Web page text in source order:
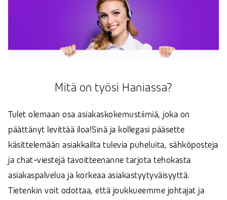
Mitä on työsi Haniassa?
Tulet olemaan osa asiakaskokemustiimiä, joka on
päättänyt levittää iloa!Sinä ja kollegasi pääsette
käsittelemään asiakkailta tulevia puheluita, sähköposteja
ja chat-viestejä tavoitteenanne tarjota tehokasta
asiakaspalvelua ja korkeaa asiakastyytyväisyyttä.
Tietenkin voit odottaa, että joukkueemme johtajat ja